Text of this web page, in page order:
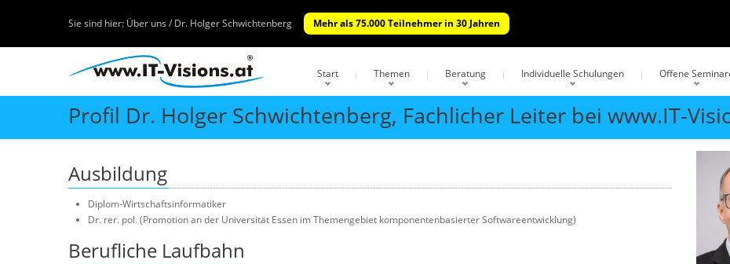
Sie sind hier: Über uns / Dr. Holger Schwichtenberg Mehr als 75.000 Teilnehmer in 30 Jahren
Start Themen Beratung Individuelle Schulungen Offene
Profil Dr. Holger Schwichtenberg, Fachlicher Leiter bei www.IT-
Ausbildung
Diplom-Wirtschaftsinformatiker
Dr. rer. pol. (Promotion an der Universität Essen im Themengebiet komponentenbasierter Softwareentwicklung)
Berufliche Laufbahn